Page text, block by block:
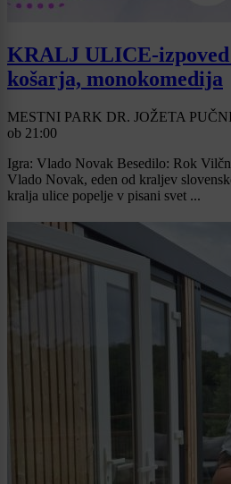
KRALJ ULICE-izpoved
košarja, monokomedija
MESTNI PARK DR. JOŽETA
ob 21:00
Igra: Vlado Novak Besedilo: Rok
Vlado Novak, eden od kraljev
kralja ulice popelje v pisani svet ...